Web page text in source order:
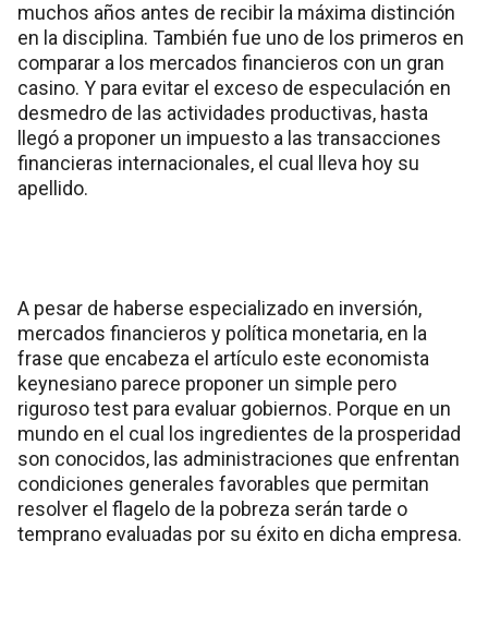
muchos años antes de recibir la máxima distinción
en la disciplina. También fue uno de los primeros en
comparar a los mercados financieros con un gran
casino. Y para evitar el exceso de especulación en
desmedro de las actividades productivas, hasta
llegó a proponer un impuesto a las transacciones
financieras internacionales, el cual lleva hoy su
apellido.
A pesar de haberse especializado en inversión,
mercados financieros y política monetaria, en la
frase que encabeza el artículo este economista
keynesiano parece proponer un simple pero
riguroso test para evaluar gobiernos. Porque en un
mundo en el cual los ingredientes de la prosperidad
son conocidos, las administraciones que enfrentan
condiciones generales favorables que permitan
resolver el flagelo de la pobreza serán tarde o
temprano evaluadas por su éxito en dicha empresa.